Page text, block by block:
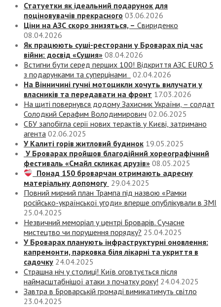
Статуетки як ідеальний подарунок для
поціновувачів прекрасного 03.06.2026
Ціни на АЗС скоро знизяться, – Свириденко
08.04.2026
Як працюють суші-ресторани у Броварах під час
війни: досвід «Сушия» 08.04.2026
Встигни бути серед перших 100! Відкриття АЗС EURO 5
з подарунками та суперцінами
02.04.2026
На Вінничині гучні мотоцикли хочуть вилучати у
власників та передавати на фронт 17.03.2026
На щиті повернувся додому Захисник України, – солдат
Солодкий Серафим Володимирович 02.06.2025
СБУ запобігла серії нових терактів у Києві, затримано
агента 02.06.2025
У Калиті горів житловий будинок 19.05.2025
У Броварах пройшов благодійний хореографічний
фестиваль «Смайл скликає друзів» 08.05.2025
Понад 150 броварчан отримають адресну
матеріальну допомогу 29.04.2025
Повний мирний план Трампа під назвою «‎Рамки
російсько-української угоди» вперше опублікували в ЗМІ
25.04.2025
Незвичний меморіал у центрі Броварів. Сучасне
мистецтво чи порушення порядку? 25.04.2025
У Броварах планують інфраструктурні оновлення:
капремонти, парковка біля лікарні та укриття в
садочку 24.04.2025
Страшна ніч у столиці! Київ оговтується після
наймасштабнішої атаки з початку року! 24.04.2025
Завтра в Броварській громаді вимикатимуть світло
23.04.2025